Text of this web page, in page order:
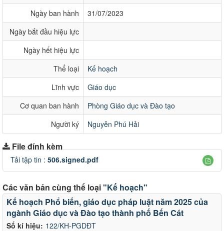
Ngày ban hành
31/07/2023
Ngày bắt đầu hiệu lực
Ngày hết hiệu lực
Thể loại
Kế hoạch
Lĩnh vực
Giáo dục
Cơ quan ban hành
Phòng Giáo dục và Đào tạo
Người ký
Nguyễn Phú Hải
File đính kèm
Tải tập tin : 506.signed.pdf
Các văn bản cùng thể loại"Kế hoạch"
Số kí hiệu: 122/KH-PGDĐT
Kế hoạch Phổ biến, giáo dục pháp luật năm 2025 của
ngành Giáo dục và Đào tạo thành phố Bến Cát